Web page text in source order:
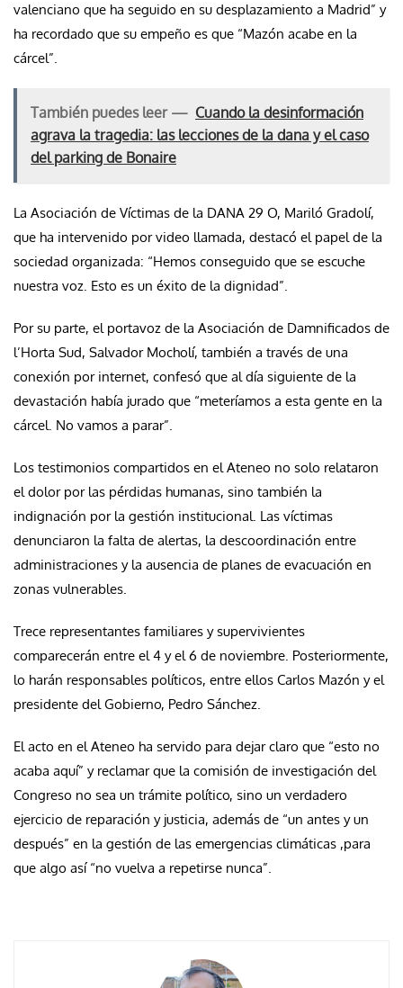
valenciano que ha seguido en su desplazamiento a Madrid” y
ha recordado que su empeño es que “Mazón acabe en la
cárcel”.
También puedes leer — Cuando la desinformación
agrava la tragedia: las lecciones de la dana y el caso
del parking de Bonaire
La Asociación de Víctimas de la DANA 29 O, Mariló Gradolí,
que ha intervenido por video llamada, destacó el papel de la
sociedad organizada: “Hemos conseguido que se escuche
nuestra voz. Esto es un éxito de la dignidad”.
Por su parte, el portavoz de la Asociación de Damnificados de
l’Horta Sud, Salvador Mocholí, también a través de una
conexión por internet, confesó que al día siguiente de la
devastación había jurado que “meteríamos a esta gente en la
cárcel. No vamos a parar”.
Los testimonios compartidos en el Ateneo no solo relataron
el dolor por las pérdidas humanas, sino también la
indignación por la gestión institucional. Las víctimas
denunciaron la falta de alertas, la descoordinación entre
administraciones y la ausencia de planes de evacuación en
zonas vulnerables.
Trece representantes familiares y supervivientes
comparecerán entre el 4 y el 6 de noviembre. Posteriormente,
lo harán responsables políticos, entre ellos Carlos Mazón y el
presidente del Gobierno, Pedro Sánchez.
El acto en el Ateneo ha servido para dejar claro que “esto no
acaba aquí” y reclamar que la comisión de investigación del
Congreso no sea un trámite político, sino un verdadero
ejercicio de reparación y justicia, además de “un antes y un
después” en la gestión de las emergencias climáticas ,para
que algo así “no vuelva a repetirse nunca”.